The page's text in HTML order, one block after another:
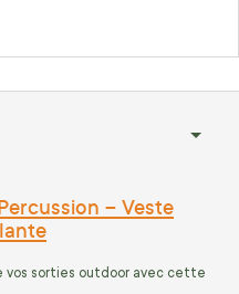
– Veste
vos sorties outdoor avec cette